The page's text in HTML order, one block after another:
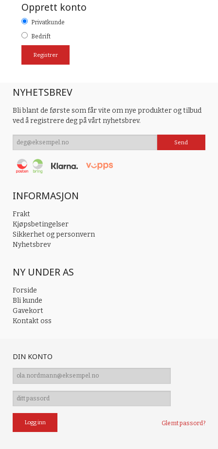
Opprett konto
Privatkunde
Bedrift
NYHETSBREV
Bli blant de første som får vite om nye produkter og tilbud
ved å registrere deg på vårt nyhetsbrev.
INFORMASJON
Frakt
Kjøpsbetingelser
Sikkerhet og personvern
Nyhetsbrev
NY UNDER AS
Forside
Bli kunde
Gavekort
Kontakt oss
DIN KONTO
Glemt passord?